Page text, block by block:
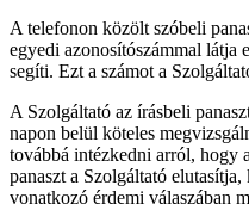
A telefonon közölt szóbeli
egyedi azonosítószámmal látja
segíti. Ezt a számot a
A Szolgáltató az írásbeli
napon belül köteles
továbbá intézkedni arról, hogy
panaszt a Szolgáltató
vonatkozó érdemi válaszában